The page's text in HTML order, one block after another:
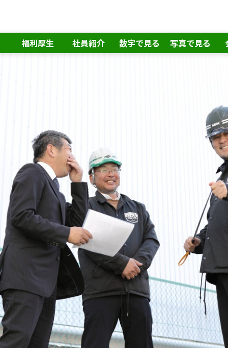
福利厚生 社員紹介 数字で見る 写真で見る